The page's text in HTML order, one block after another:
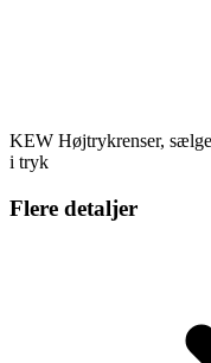
KEW Højtrykrenser,
i tryk
Flere detaljer